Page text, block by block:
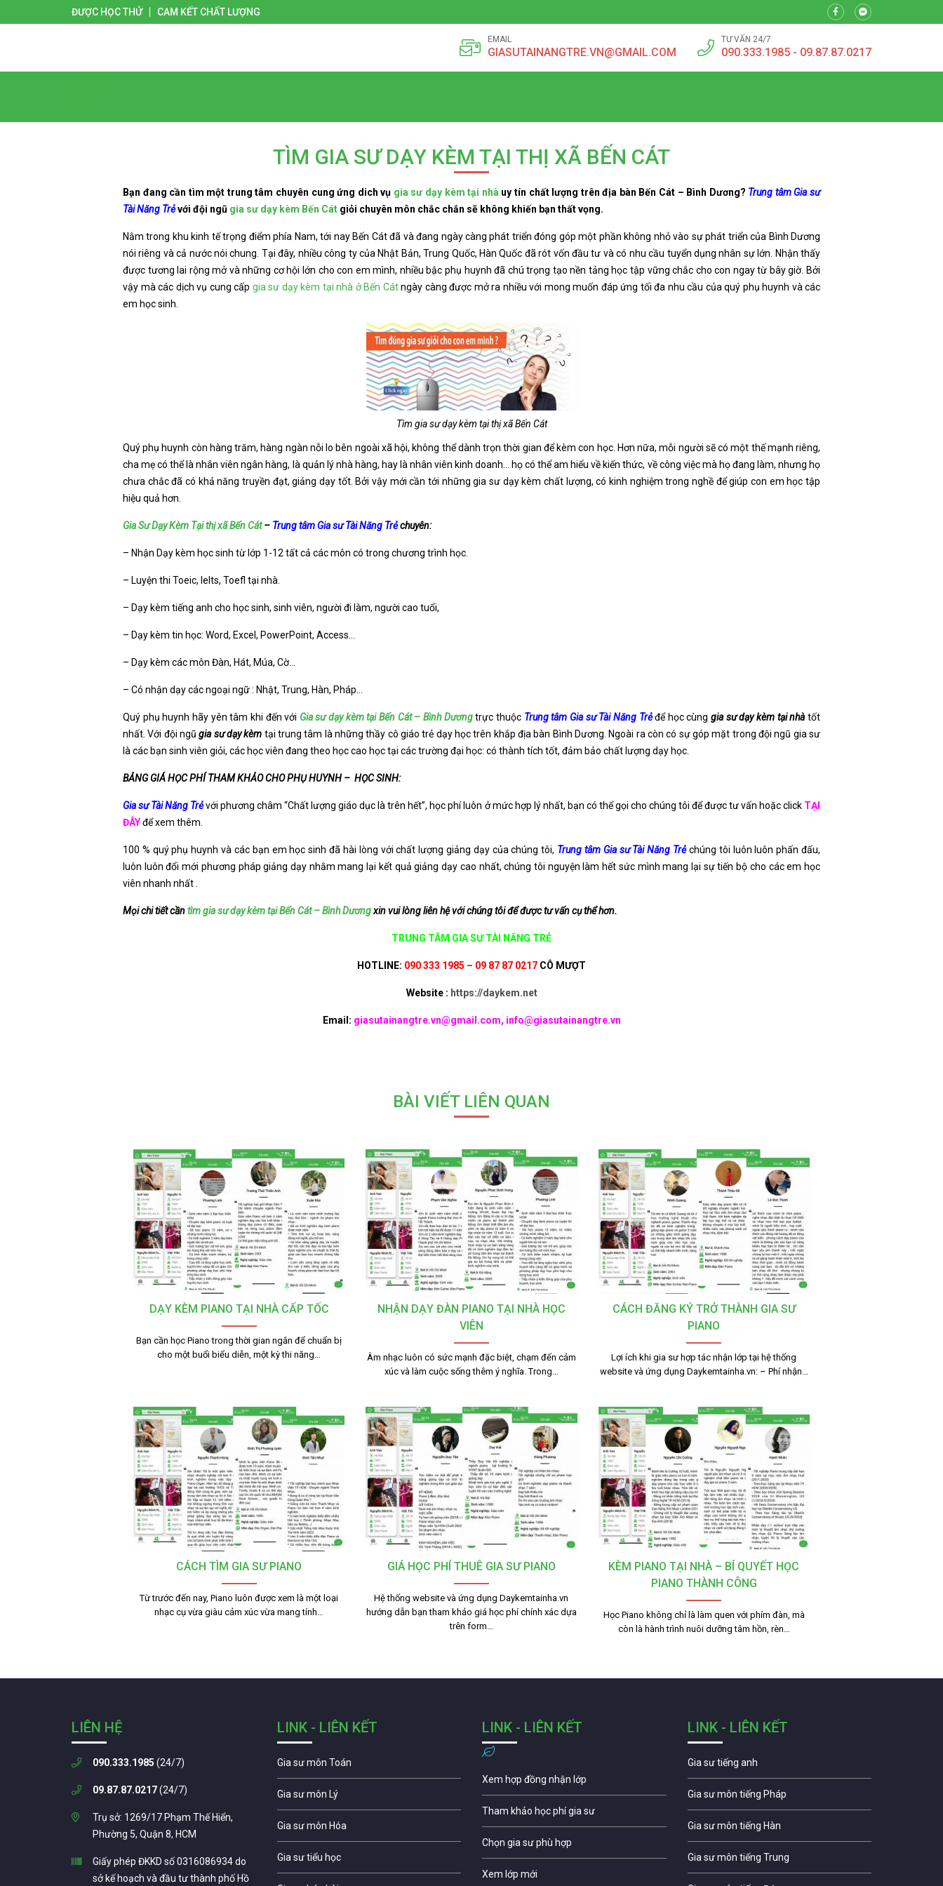
ĐƯỢC HỌC THỬ CAM KẾT CHẤT LƯỢNG
EMAIL
GIASUTAINANGTRE.VN@GMAIL.COM
TƯ VẤN 24/7
090.333.1985 - 09.87.87.0217
TÌM GIA SƯ DẠY KÈM TẠI THỊ XÃ BẾN CÁT
Bạn đang cần tìm một trung tâm chuyên cung ứng dich vụ gia sư dạy kèm tại nhà uy tín chất lượng trên địa bàn Bến Cát – Bình Dương? Trung tâm Gia sư
Tài Năng Trẻvới đội ngũ gia sư dạy kèm Bến Cát giỏi chuyên môn chắc chắn sẽ không khiến bạn thất vọng.
Nằm trong khu kinh tế trọng điểm phía Nam, tới nay Bến Cát đã và đang ngày càng phát triển đóng góp một phần không nhỏ vào sự phát triển của Bình Dương
nói riêng và cả nước nói chung. Tại đây, nhiều công ty của Nhật Bản, Trung Quốc, Hàn Quốc đã rót vốn đầu tư và có nhu cầu tuyển dụng nhân sự lớn. Nhận thấy
được tương lai rộng mở và những cơ hội lớn cho con em mình, nhiều bậc phụ huynh đã chú trọng tạo nền tảng học tập vững chắc cho con ngay từ bây giờ. Bởi
vậy mà các dịch vụ cung cấp gia sư dạy kèm tại nhà ở Bến Cátngày càng được mở ra nhiều với mong muốn đáp ứng tối đa nhu cầu của quý phụ huynh và các
em học sinh.
Tìm gia sư dạy kèm tại thị xã Bến Cát
Quý phụ huynh còn hàng trăm, hàng ngàn nỗi lo bên ngoài xã hội, không thể dành trọn thời gian để kèm con học. Hơn nữa, mỗi người sẽ có một thế mạnh riêng,
cha mẹ có thể là nhân viên ngân hàng, là quản lý nhà hàng, hay là nhân viên kinh doanh… họ có thể am hiểu về kiến thức, về công việc mà họ đang làm, nhưng họ
chưa chắc đã có khả năng truyền đạt, giảng dạy tốt. Bởi vậy mới cần tới những gia sư dạy kèm chất lượng, có kinh nghiệm trong nghề để giúp con em học tập
hiệu quả hơn.
Gia Sư Dạy Kèm Tại thị xã Bến Cát– Trung tâm Gia sư Tài Năng Trẻchuyên:
– Nhận Dạy kèm học sinh từ lớp 1-12 tất cả các môn có trong chương trình học.
– Luyện thi Toeic, Ielts, Toefl tại nhà.
– Dạy kèm tiếng anh cho học sinh, sinh viên, người đi làm, người cao tuổi,
– Dạy kèm tin học: Word, Excel, PowerPoint, Access…
– Dạy kèm các môn Đàn, Hát, Múa, Cờ…
– Có nhận dạy các ngoại ngữ : Nhật, Trung, Hàn, Pháp…
Quý phụ huynh hãy yên tâm khi đến với Gia sư dạy kèm tại Bến Cát – Bình Dươngtrực thuộc Trung tâm Gia sư Tài Năng Trẻđể học cùnggia sư dạy kèm tại nhà tốt
nhất. Với đội ngũgia sư dạy kèm tại trung tâm là những thầy cô giáo trẻ dạy học trên khắp địa bàn Bình Dương. Ngoài ra còn có sự góp mặt trong đội ngũ gia sư
là các bạn sinh viên giỏi, các học viên đang theo học cao học tại các trường đại học: có thành tích tốt, đảm bảo chất lượng dạy học.
BẢNG GIÁ HỌC PHÍ THAM KHẢO CHO PHỤ HUYNH – HỌC SINH:
Gia sư Tài Năng Trẻvới phương châm “Chất lượng giáo dục là trên hết”, học phí luôn ở mức hợp lý nhất, bạn có thể gọi cho chúng tôi để được tư vấn hoặc click TẠI
ĐÂYđể xem thêm.
100 % quý phụ huynh và các bạn em học sinh đã hài lòng với chất lượng giảng dạy của chúng tôi, Trung tâm Gia sư Tài Năng Trẻchúng tôi luôn luôn phấn đấu,
luôn luôn đổi mới phương pháp giảng dạy nhằm mang lại kết quả giảng dạy cao nhất, chúng tôi nguyện làm hết sức mình mang lại sự tiến bộ cho các em học
viên nhanh nhất .
Mọi chi tiết cầntìm gia sư dạy kèm tại Bến Cát – Bình Dươngxin vui lòng liên hệ với chúng tôi để được tư vấn cụ thể hơn.
TRUNG TÂM GIA SƯ TÀI NĂNG TRẺ
HOTLINE: 090 333 1985 – 09 87 87 0217 CÔ MƯỢT
Website : https://daykem.net
Email: giasutainangtre.vn@gmail.com, info@giasutainangtre.vn
BÀI VIẾT LIÊN QUAN
DẠY KÈM PIANO TẠI NHÀ CẤP TỐC
Bạn cần học Piano trong thời gian ngắn để chuẩn bị
cho một buổi biểu diễn, một kỳ thi năng…
NHẬN DẠY ĐÀN PIANO TẠI NHÀ HỌC
VIÊN
Âm nhạc luôn có sức mạnh đặc biệt, chạm đến cảm
xúc và làm cuộc sống thêm ý nghĩa. Trong…
CÁCH ĐĂNG KÝ TRỞ THÀNH GIA SƯ
PIANO
Lợi ích khi gia sư hợp tác nhận lớp tại hệ thống
website và ứng dụng Daykemtainha.vn: – Phí nhận…
CÁCH TÌM GIA SƯ PIANO
Từ trước đến nay, Piano luôn được xem là một loại
nhạc cụ vừa giàu cảm xúc vừa mang tính…
GIÁ HỌC PHÍ THUÊ GIA SƯ PIANO
Hệ thống website và ứng dụng Daykemtainha.vn
hướng dẫn bạn tham khảo giá học phí chính xác dựa
trên form…
KÈM PIANO TẠI NHÀ – BÍ QUYẾT HỌC
PIANO THÀNH CÔNG
Học Piano không chỉ là làm quen với phím đàn, mà
còn là hành trình nuôi dưỡng tâm hồn, rèn…
LIÊN HỆ
090.333.1985 (24/7)
09.87.87.0217(24/7)
Trụ sở: 1269/17 Phạm Thế Hiển,
Phường 5, Quận 8, HCM
Giấy phép ĐKKD số 0316086934 do
sở kế hoạch và đầu tư thành phố Hồ
LINK - LIÊN KẾT
Gia sư môn Toán
Gia sư môn Lý
Gia sư môn Hóa
Gia sư tiểu học
LINK - LIÊN KẾT
Xem hợp đồng nhận lớp
Tham khảo học phí gia sư
Chọn gia sư phù hợp
Xem lớp mới
LINK - LIÊN KẾT
Gia sư tiếng anh
Gia sư môn tiếng Pháp
Gia sư môn tiếng Hàn
Gia sư môn tiếng Trung